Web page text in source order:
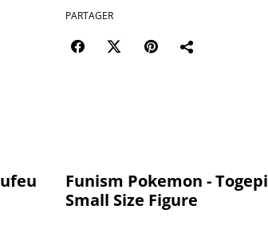
PARTAGER
Funism Pokemon - Togepi
Small Size Figure